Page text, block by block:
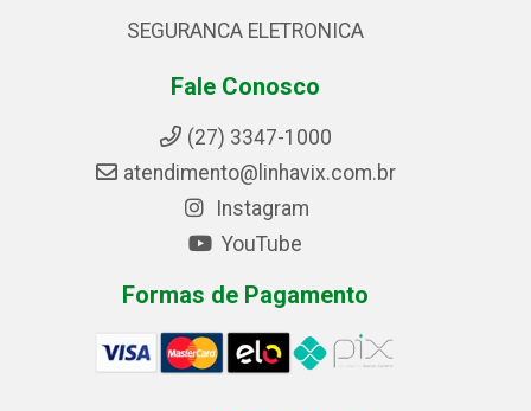
SEGURANCA ELETRONICA
Fale Conosco
(27) 3347-1000
atendimento@linhavix.com.br
Instagram
YouTube
Formas de Pagamento